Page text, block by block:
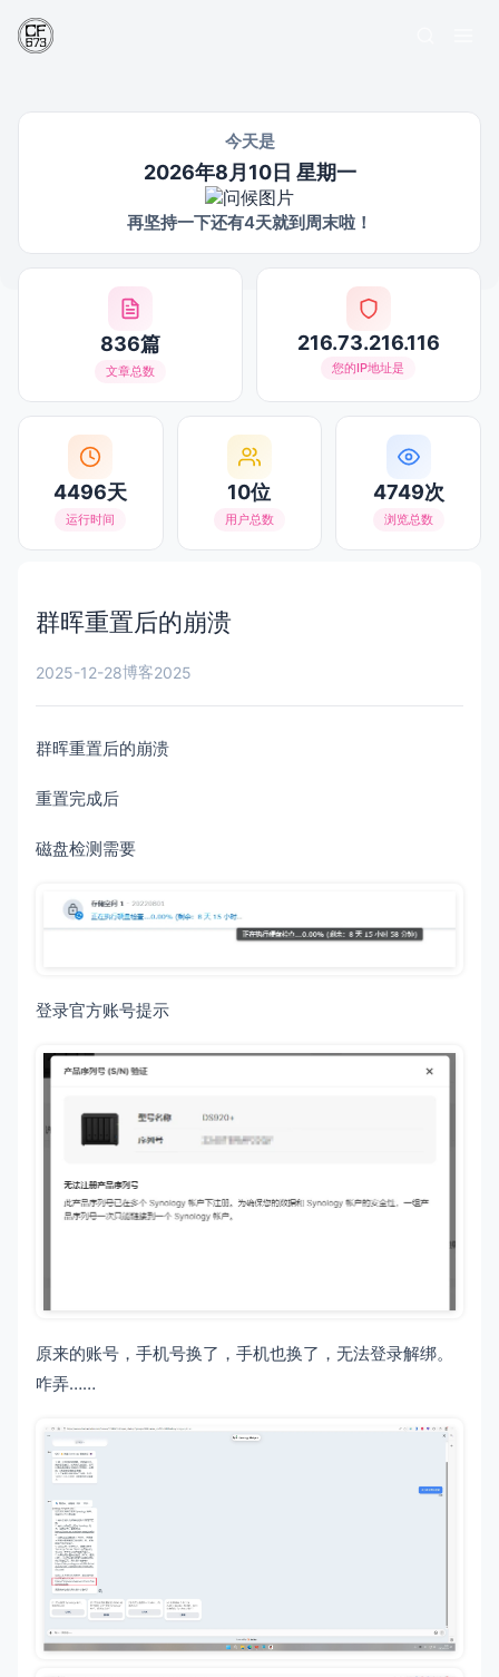
今天是
2026年8月10日 星期一
再坚持一下还有4天就到周末啦！
836篇
文章总数
216.73.216.116
您的IP地址是
4496天
运行时间
10位
用户总数
4749次
浏览总数
群晖重置后的崩溃
2025-12-28博客2025
群晖重置后的崩溃
重置完成后
磁盘检测需要
登录官方账号提示
原来的账号，手机号换了，手机也换了，无法登录解绑。
咋弄……